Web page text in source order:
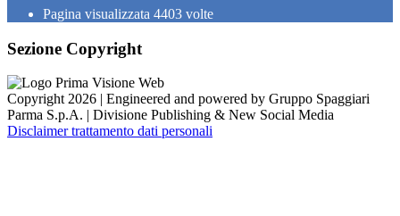
Pagina visualizzata 4403 volte
Sezione Copyright
Copyright 2026 | Engineered and powered by Gruppo Spaggiari
Parma S.p.A. | Divisione Publishing & New Social Media
Disclaimer trattamento dati personali